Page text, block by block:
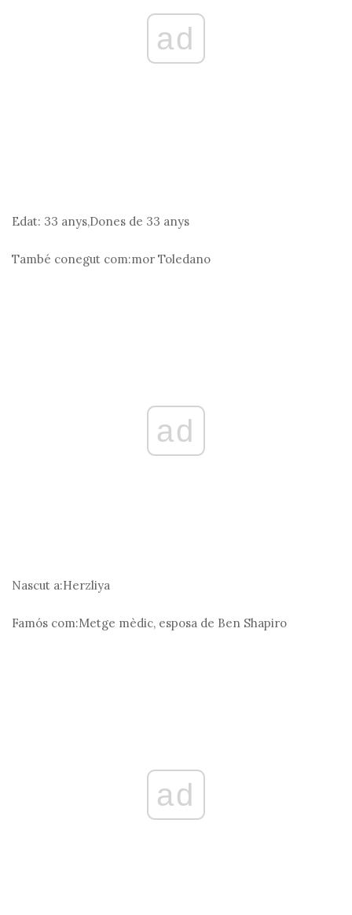
ad
Edat: 33 anys,Dones de 33 anys
També conegut com:mor Toledano
ad
Nascut a:Herzliya
Famós com:Metge mèdic, esposa de Ben Shapiro
ad